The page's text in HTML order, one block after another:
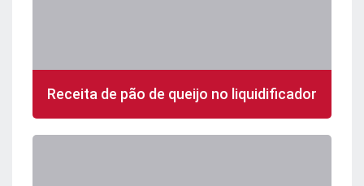
Receita de pão de queijo no liquidificador